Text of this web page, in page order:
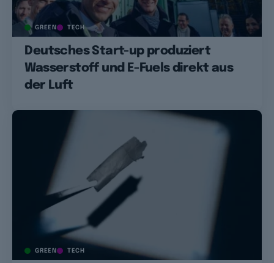
GREEN TECH
Deutsches Start-up produziert
Wasserstoff und E-Fuels direkt aus
der Luft
GREEN TECH